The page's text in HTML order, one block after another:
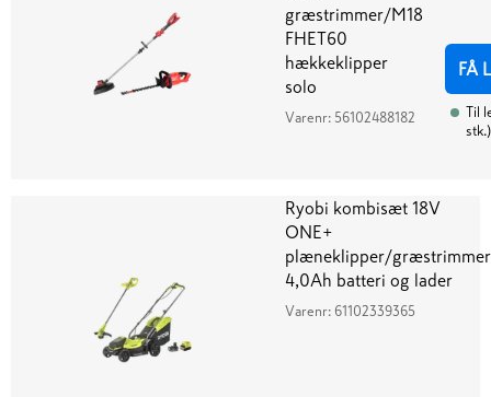
græstrimmer/M18
FHET60
hækkeklipper
solo
Varenr: 56102488182
FÅ
Til
stk.)
Ryobi kombisæt 18V
ONE+
plæneklipper/græstrimmer
4,0Ah batteri og lader
Varenr: 61102339365